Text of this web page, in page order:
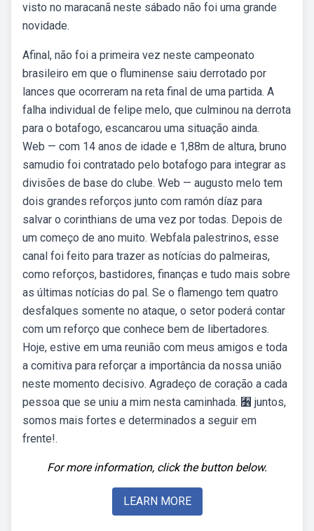
visto no maracanã neste sábado não foi uma grande
novidade.
Afinal, não foi a primeira vez neste campeonato
brasileiro em que o fluminense saiu derrotado por
lances que ocorreram na reta final de uma partida. A
falha individual de felipe melo, que culminou na derrota
para o botafogo, escancarou uma situação ainda.
Web — com 14 anos de idade e 1,88m de altura, bruno
samudio foi contratado pelo botafogo para integrar as
divisões de base do clube. Web — augusto melo tem
dois grandes reforços junto com ramón díaz para
salvar o corinthians de uma vez por todas. Depois de
um começo de ano muito. Webfala palestrinos, esse
canal foi feito para trazer as notícias do palmeiras,
como reforços, bastidores, finanças e tudo mais sobre
as últimas notícias do pal. Se o flamengo tem quatro
desfalques somente no ataque, o setor poderá contar
com um reforço que conhece bem de libertadores.
Hoje, estive em uma reunião com meus amigos e toda
a comitiva para reforçar a importância da nossa união
neste momento decisivo. Agradeço de coração a cada
pessoa que se uniu a mim nesta caminhada. 﫶 juntos,
somos mais fortes e determinados a seguir em
frente!.
For more information, click the button below.
LEARN MORE